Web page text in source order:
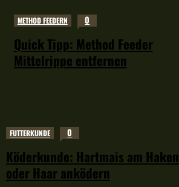
METHOD FEEDERN 0
Quick Tipp: Method Feeder
Mittelrippe entfernen
FUTTERKUNDE 0
Köderkunde: Hartmais am Haken
oder Haar anködern